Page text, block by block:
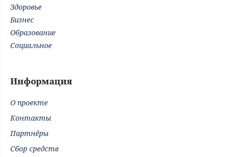
Здоровье
Бизнес
Образование
Социальное
Информация
О проекте
Контакты
Партнёры
Сбор средств